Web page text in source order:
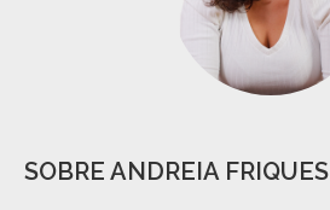
SOBRE ANDREIA FRIQUES